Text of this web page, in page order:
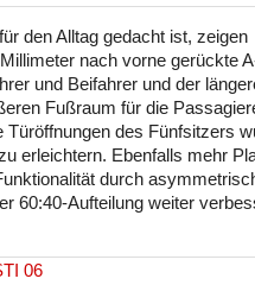
den Alltag gedacht ist, zeigen
nach vorne gerückte
und Beifahrer und der
Fußraum für die
des Fünfsitzers
erleichtern. Ebenfalls mehr
durch
60:40-Aufteilung weiter